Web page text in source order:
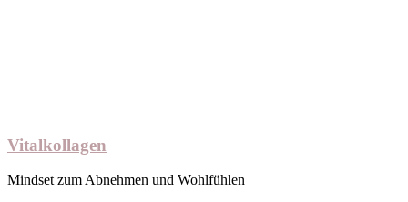
Vitalkollagen
Mindset zum Abnehmen und Wohlfühlen